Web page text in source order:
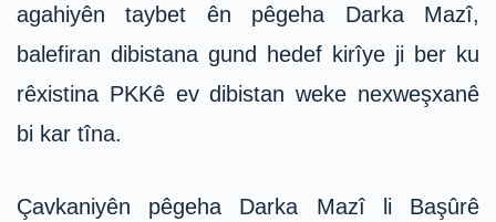
agahiyên taybet ên pêgeha Darka Mazî,
balefiran dibistana gund hedef kirîye ji ber ku
rêxistina PKKê ev dibistan weke nexweşxanê
bi kar tîna.
Çavkaniyên pêgeha Darka Mazî li Başûrê